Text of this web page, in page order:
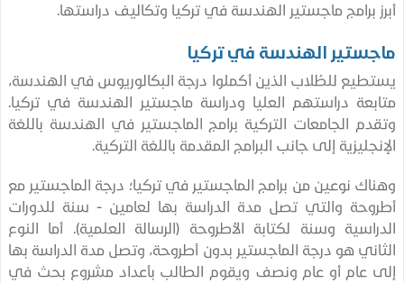
برامج ماجستير الهندسة في تركيا وتكاليف دراستها.
الهندسة في تركيا
للطُلاب الذين أكملوا درجة البكالوريوس في الهندسة،
دراستهم العليا ودراسة ماجستير الهندسة في تركيا.
الجامعات التركية برامج الماجستير في الهندسة باللغة
إلى جانب البرامج المقدمة باللغة التركية.
نوعين من برامج الماجستير في تركيا؛ درجة الماجستير مع
والتي تصل مدة الدراسة بها لعامين - سنة للدورات
وسنة لكتابة الأطروحة (الرسالة العلمية). أما النوع
هو درجة الماجستير بدون أطروحة، وتصل مدة الدراسة بها
عام أو عام ونصف ويقوم الطالب بأعداد مشروع بحث في